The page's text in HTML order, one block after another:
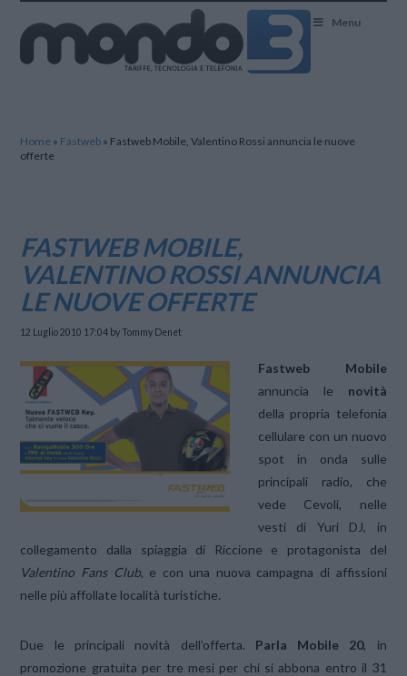
Menu
Home » Fastweb » Fastweb Mobile, Valentino Rossi annuncia le nuove
offerte
FASTWEB MOBILE,
VALENTINO ROSSI ANNUNCIA
LE NUOVE OFFERTE
12 Luglio 2010 17:04 by Tommy Denet
Fastweb Mobile
annuncia le novità
della propria telefonia
cellulare con un nuovo
spot in onda sulle
principali radio, che
vede Cevoli, nelle
vesti di Yuri DJ, in
collegamento dalla spiaggia di Riccione e protagonista del
Valentino Fans Club, e con una nuova campagna di affissioni
nelle più affollate località turistiche.
Due le principali novità dell’offerta. Parla Mobile 20, in
promozione gratuita per tre mesi per chi si abbona entro il 31